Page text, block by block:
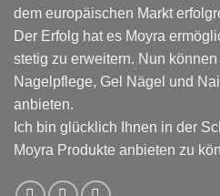
dem europäischen Markt
Der Erfolg hat es Moyra
stetig zu erweitern. Nun
Nagelpflege, Gel Nägel und
anbieten.
Ich bin glücklich Ihnen in der
Moyra Produkte anbieten zu